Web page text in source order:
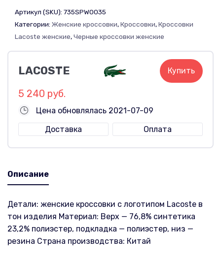
Артикул (SKU): 735SPW0035
Категории: Женские кроссовки,Кроссовки,Кроссовки
Lacoste женские,Черные кроссовки женские
LACOSTE Купить
5 240 руб.
Цена обновлялась 2021-07-09
Доставка
Оплата
Описание
Детали: женские кроссовки с логотипом Lacoste в
тон изделия Материал: Верх — 76,8% синтетика
23,2% полиэстер, подкладка — полиэстер, низ —
резина Страна производства: Китай